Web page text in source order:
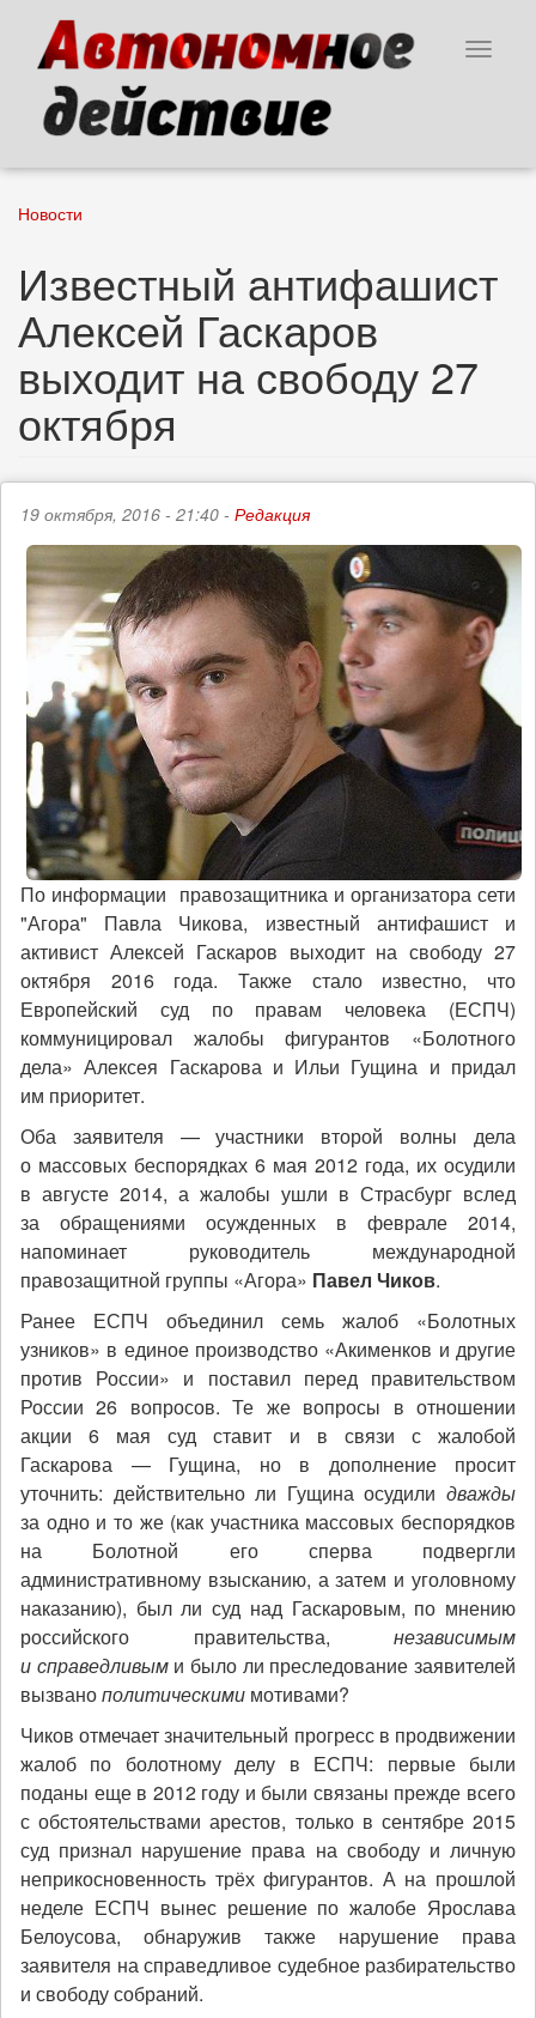
основному
содержанию
Toggle
Новости
Известный антифашист
Алексей Гаскаров
выходит на свободу 27
октября
19 октября, 2016 - 21:40 - Редакция
По информации правозащитника и организатора сети
"Агора" Павла Чикова, известный антифашист и
активист Алексей Гаскаров выходит на свободу 27
октября 2016 года. Также стало известно, что
Европейский суд по правам человека (ЕСПЧ)
коммуницировал жалобы фигурантов «Болотного
дела» Алексея Гаскарова и Ильи Гущина и придал
им приоритет.
Оба заявителя — участники второй волны дела
о массовых беспорядках 6 мая 2012 года, их осудили
в августе 2014, а жалобы ушли в Страсбург вслед
за обращениями осужденных в феврале 2014,
напоминает руководитель международной
правозащитной группы «Агора» Павел Чиков.
Ранее ЕСПЧ объединил семь жалоб «Болотных
узников» в единое производство «Акименков и другие
против России» и поставил перед правительством
России 26 вопросов. Те же вопросы в отношении
акции 6 мая суд ставит и в связи с жалобой
Гаскарова — Гущина, но в дополнение просит
уточнить: действительно ли Гущина осудили дважды
за одно и то же (как участника массовых беспорядков
на Болотной его сперва подвергли
административному взысканию, а затем и уголовному
наказанию), был ли суд над Гаскаровым, по мнению
российского правительства, независимым
и справедливыми было ли преследование заявителей
вызванополитическими мотивами?
Чиков отмечает значительный прогресс в продвижении
жалоб по болотному делу в ЕСПЧ: первые были
поданы еще в 2012 году и были связаны прежде всего
с обстоятельствами арестов, только в сентябре 2015
суд признал нарушение права на свободу и личную
неприкосновенность трёх фигурантов. А на прошлой
неделе ЕСПЧ вынес решение по жалобе Ярослава
Белоусова, обнаружив также нарушение права
заявителя на справедливое судебное разбирательство
и свободу собраний.